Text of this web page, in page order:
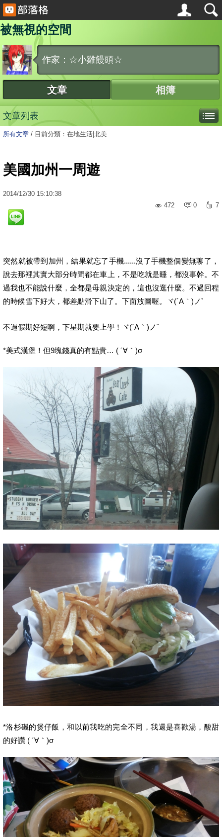
被無視的空間
作家：☆小雞饅頭☆
文章 相簿
文章列表
所有文章 / 目前分類：在地生活|北美
美國加州一周遊
2014/12/30 15:10:38
472
0 7
突然就被帶到加州，結果就忘了手機......沒了手機整個變無聊了，
說去那裡其實大部分時間都在車上，不是吃就是睡，都沒事幹。不
過我也不能說什麼，全都是母親決定的，這也沒逛什麼。不過回程
的時候雪下好大，都差點滑下山了。下面放圖喔。ヾ(´A｀)ノﾟ
不過假期好短啊，下星期就要上學！ヾ(´A｀)ノﾟ
*美式漢堡！但9塊錢真的有點貴… ( ´∀｀)σ
*洛杉磯的煲仔飯，和以前我吃的完全不同，我還是喜歡湯，酸甜
的好讚 ( ´∀｀)σ